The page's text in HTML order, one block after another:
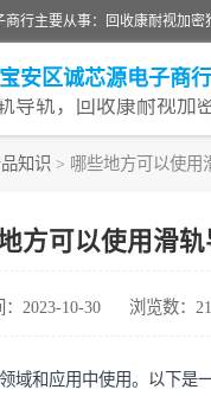
安区诚芯源电子商行
知识 > 哪些地方可以使用
方可以使用滑
：2023-10-30 浏览数：
域和应用中使用。以下是